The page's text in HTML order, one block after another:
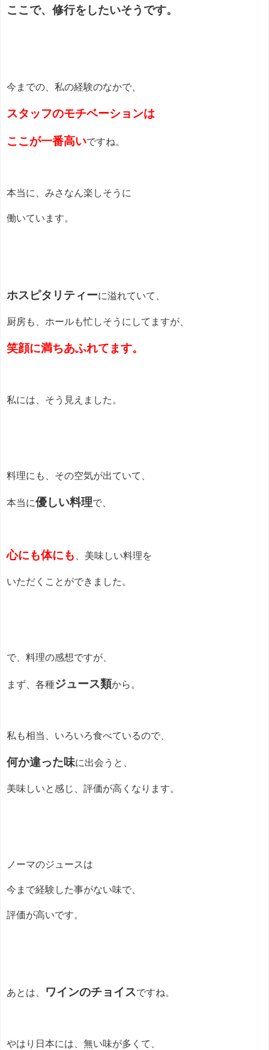
ここで、修行をしたいそうです。
今までの、私の経験のなかで、
スタッフのモチベーションは
ここが一番高いですね。
本当に、みさなん楽しそうに
働いています。
ホスピタリティーに溢れていて、
厨房も、ホールも忙しそうにしてますが、
笑顔に満ちあふれてます。
私には、そう見えました。
料理にも、その空気が出ていて、
本当に優しい料理で、
心にも体にも 、美味しい料理を
いただくことができました。
で、料理の感想ですが、
まず、各種ジュース類から。
私も相当、いろいろ食べているので、
何か違った味に出会うと、
美味しいと感じ、評価が高くなります。
ノーマのジュースは
今まで経験した事がない味で、
評価が高いです。
あとは、 ワインのチョイスですね。
やはり日本には、無い味が多くて、